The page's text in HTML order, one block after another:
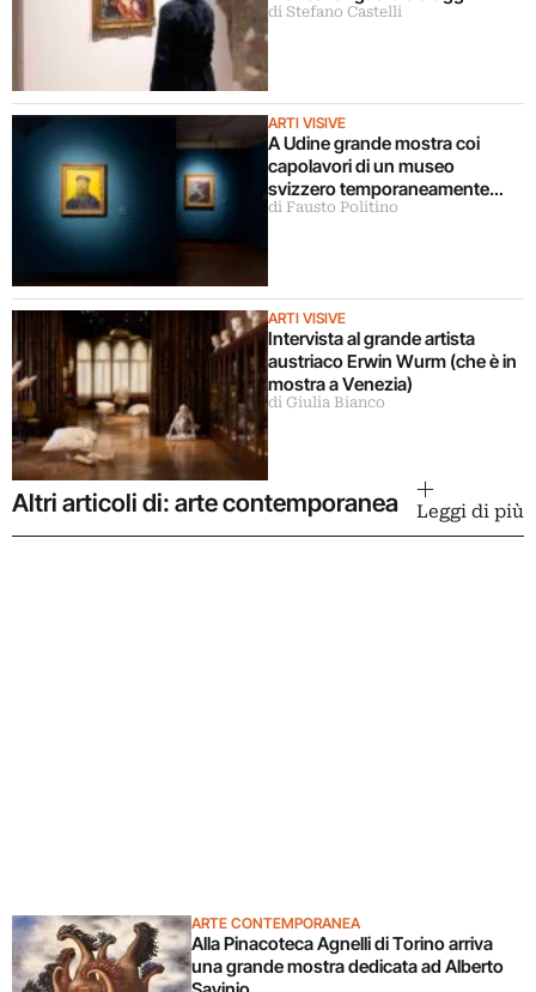
di Stefano Castelli
ARTI VISIVE
A Udine grande mostra coi
capolavori di un museo
svizzero temporaneamente
chiuso
di Fausto Politino
ARTI VISIVE
Intervista al grande artista
austriaco Erwin Wurm (che è in
mostra a Venezia)
di Giulia Bianco
Altri articoli di: arte contemporanea Leggi di più
ARTE CONTEMPORANEA
Alla Pinacoteca Agnelli di Torino arriva
una grande mostra dedicata ad Alberto